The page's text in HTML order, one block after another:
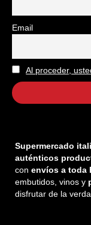
Email
Al proceder,
Supermercado
auténticos
con envíos a toda
embutidos, vinos y
disfrutar de la